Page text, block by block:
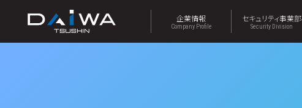
企業情報
Company Profile
セキュリティ事業部
Security Division